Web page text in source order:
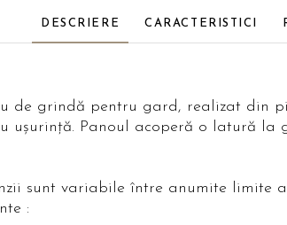
DESCRIERE CARACTERISTICI
de grindă pentru gard, realizat din
ușurință. Panoul acoperă o latură la
sunt variabile între anumite limite
: